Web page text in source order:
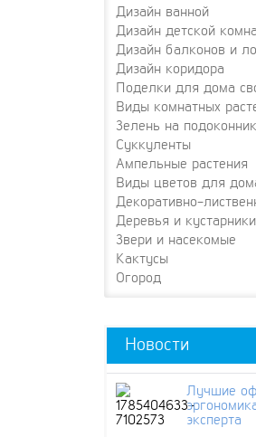
Дизайн ванной
Дизайн детской
Дизайн балконов и
Дизайн коридора
Поделки для дома
Виды комнатных
Зелень на
Суккуленты
Ампельные растения
Виды цветов для
Декоративно-
Деревья и
Звери и насекомые
Кактусы
Огород
Новости
Лучшие
эксперта